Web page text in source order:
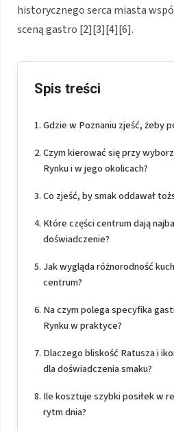
historycznego serca miasta
sceną gastro [2][3][4][6].
Spis treści
Gdzie w Poznaniu zjeść, żeby
Czym kierować się przy
Rynku i w jego okolicach?
Co zjeść, by smak oddawał
Które części centrum dają
doświadczenie?
Jak wygląda różnorodność
centrum?
Na czym polega specyfika
Rynku w praktyce?
Dlaczego bliskość Ratusza i
dla doświadczenia smaku?
Ile kosztuje szybki posiłek w
rytm dnia?